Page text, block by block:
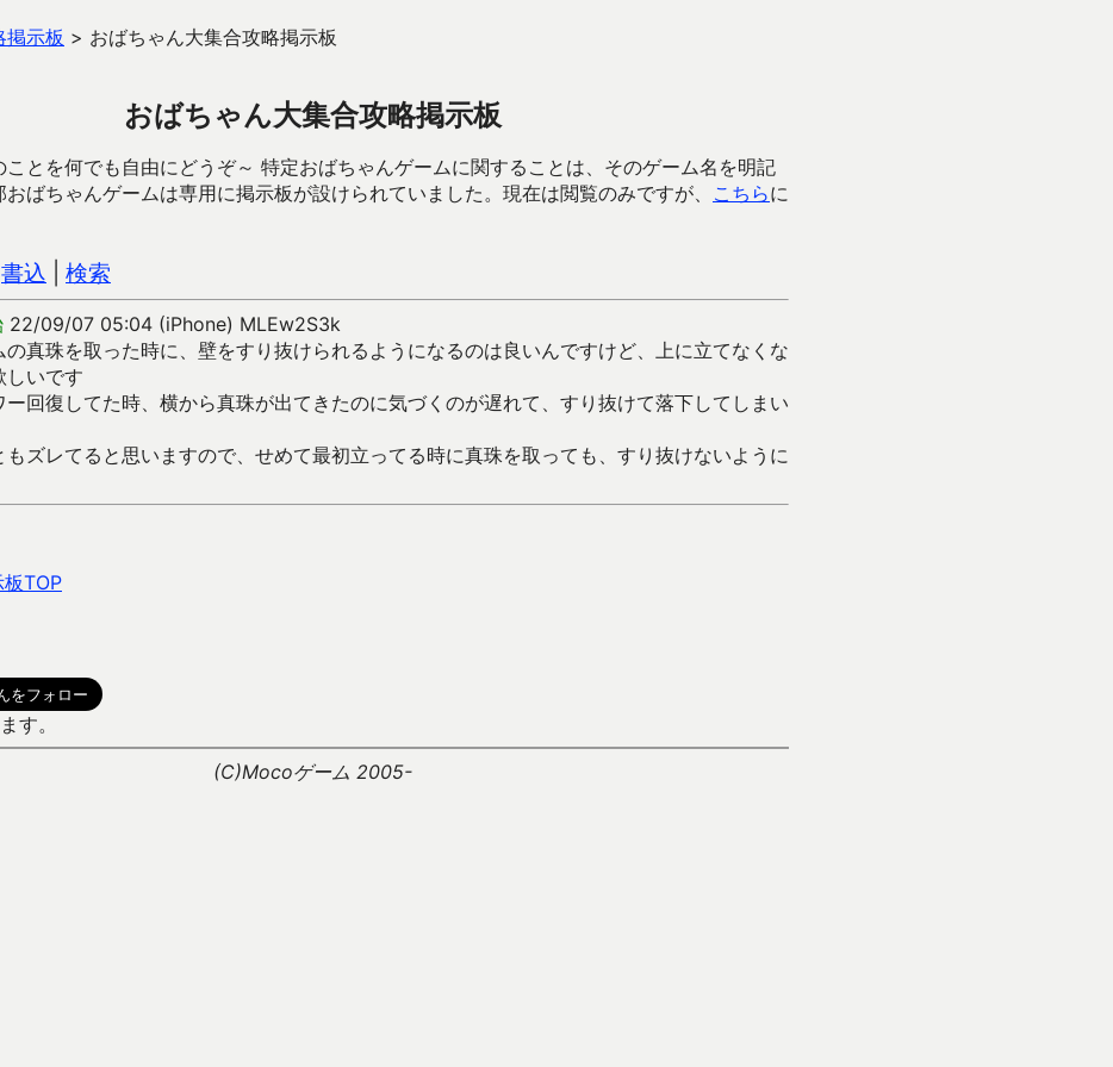
掲示板 > おばちゃん大集合攻略掲示板
おばちゃん大集合攻略掲示板
ことを何でも自由にどうぞ～ 特定おばちゃんゲームに関することは、そのゲーム名を明記
ばちゃんゲームは専用に掲示板が設けられていました。現在は閲覧のみですが、 こちらに
書込 検索
22/09/07 05:04 (iPhone) MLEw2S3k
真珠を取った時に、壁をすり抜けられるようになるのは良いんですけど、上に立てなくな
しいです
回復してた時、横から真珠が出てきたのに気づくのが遅れて、すり抜けて落下してしまい
ズレてると思いますので、せめて最初立ってる時に真珠を取っても、すり抜けないように
TOP
す。
(C)Mocoゲーム 2005-